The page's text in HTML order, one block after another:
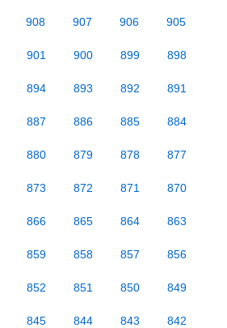
908 907 906 905
901 900 899 898
894 893 892 891
887 886 885 884
880 879 878 877
873 872 871 870
866 865 864 863
859 858 857 856
852 851 850 849
845 844 843 842